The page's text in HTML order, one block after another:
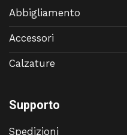
Abbigliamento
Accessori
Calzature
Supporto
Spedizioni